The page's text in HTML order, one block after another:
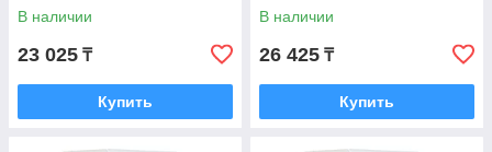
В наличии
23 025 ₸
Купить
В наличии
26 425 ₸
Купить